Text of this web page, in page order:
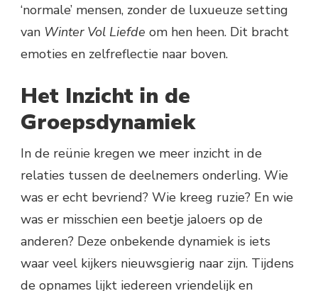
‘normale’ mensen, zonder de luxueuze setting
van Winter Vol Liefde om hen heen. Dit bracht
emoties en zelfreflectie naar boven.
Het Inzicht in de
Groepsdynamiek
In de reünie kregen we meer inzicht in de
relaties tussen de deelnemers onderling. Wie
was er echt bevriend? Wie kreeg ruzie? En wie
was er misschien een beetje jaloers op de
anderen? Deze onbekende dynamiek is iets
waar veel kijkers nieuwsgierig naar zijn. Tijdens
de opnames lijkt iedereen vriendelijk en